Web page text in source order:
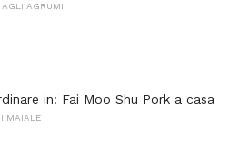
AGLI AGRUMI
in: Fai Moo Shu Pork a casa
MAIALE